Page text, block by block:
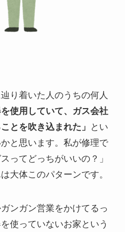
り着いた人のうちの何人
を使用していて、ガス会社
とを吹き込まれた」
とい
と思います。私が修理で
ってどっちがいいの？」
大体このパターンです。
ンガン営業をかけてるっ
使っていないお家という